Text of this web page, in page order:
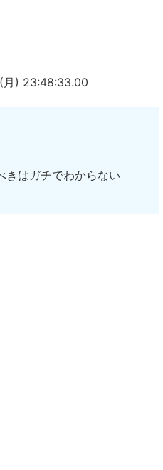
) 23:48:33.00
きはガチでわからない